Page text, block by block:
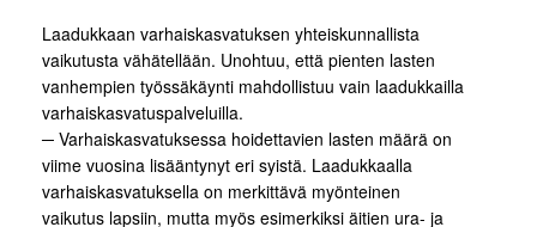
Laadukkaan varhaiskasvatuksen yhteiskunnallista
vaikutusta vähätellään. Unohtuu, että pienten lasten
vanhempien työssäkäynti mahdollistuu vain laadukkailla
varhaiskasvatuspalveluilla.
─ Varhaiskasvatuksessa hoidettavien lasten määrä on
viime vuosina lisääntynyt eri syistä. Laadukkaalla
varhaiskasvatuksella on merkittävä myönteinen
vaikutus lapsiin, mutta myös esimerkiksi äitien ura- ja